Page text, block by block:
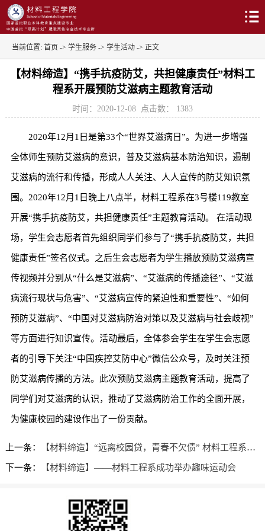
当前位置: 首页 -> 学生服务 -> 学生活动 -> 正文
【材料缔造】“携手抗疫防艾，共担健康责任”材料工
程系开展预防艾滋病主题教育活动
时间：2020-12-08 点击数： 1383
2020年12月1日是第33个“世界艾滋病日”。为进一步增强
全体师生预防艾滋病的意识，普及艾滋病基本防治知识，遏制
艾滋病的流行和传播，形成人人关注、人人宣传的防艾知识氛
围。2020年12月1日晚上八点半，材料工程系在3号楼119教室
开展“携手抗疫防艾，共担健康责任”主题教育活动。 在活动现
场，学生会志愿者首先组织同学们参与了“携手抗疫防艾，共担
健康责任”签名仪式。之后生会志愿者为学生播放预防艾滋病宣
传视频并分别从“什么是艾滋病”、“艾滋病的传播途径”、“艾滋
病流行现状与危害”、“艾滋病宣传的紧迫性和重要性”、“如何
预防艾滋病”、“中国对艾滋病防治对策以及艾滋病与社会歧视”
等方面进行知识宣传。活动最后，全体参会学生在学生会志愿
者的引导下关注“中国疾控艾防中心”微信公众号，及时关注预
防艾滋病传播的方法。此次预防艾滋病主题教育活动，提高了
同学们对艾滋病的认识，推动了艾滋病防治工作的全面开展，
为健康校园的建设作出了一份贡献。
上一条： 【材料缔造】“远离校园贷，青春不欠债” 材料工程系开展远离非法网络借贷主题教育活动
下一条： 【材料缔造】——材料工程系成功举办趣味运动会